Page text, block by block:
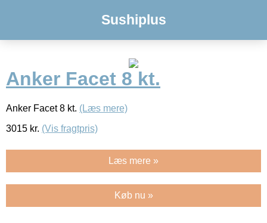
Sushiplus
Anker Facet 8 kt.
Anker Facet 8 kt. (Læs mere)
3015 kr. (Vis fragtpris)
Læs mere »
Køb nu »